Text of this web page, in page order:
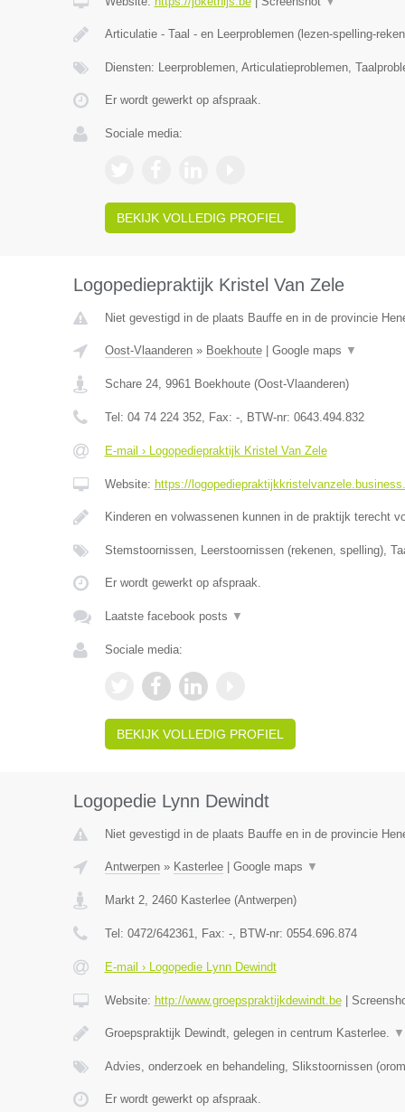
Articulatie - Taal - en Leerproblemen (lezen-spelling-
Diensten: Leerproblemen, Articulatieproblemen,
Er wordt gewerkt op afspraak.
Sociale media:
BEKIJK VOLLEDIG PROFIEL
Logopediepraktijk Kristel Van Zele
Niet gevestigd in de plaats Bauffe en in de provincie
Oost-Vlaanderen» Boekhoute| Google maps ▼
Schare 24, 9961 Boekhoute(Oost-Vlaanderen)
Tel: 04 74 224 352, Fax: -, BTW-nr: 0643.494.832
E-mail › Logopediepraktijk Kristel Van Zele
Website: https://
Kinderen en volwassenen kunnen in de praktijk terecht
Stemstoornissen, Leerstoornissen (rekenen, spelling),
Er wordt gewerkt op afspraak.
Laatste facebook posts ▼
Sociale media:
BEKIJK VOLLEDIG PROFIEL
Logopedie Lynn Dewindt
Niet gevestigd in de plaats Bauffe en in de provincie
Antwerpen» Kasterlee| Google maps ▼
Markt 2, 2460 Kasterlee(Antwerpen)
Tel: 0472/642361, Fax: -, BTW-nr: 0554.696.874
E-mail › Logopedie Lynn Dewindt
Website: http://www.groepspraktijkdewindt.be|
Groepspraktijk Dewindt, gelegen in centrum Kasterlee. ▼
Advies, onderzoek en behandeling, Slikstoornissen
Er wordt gewerkt op afspraak.